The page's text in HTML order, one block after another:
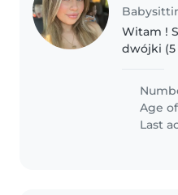
Witam !
dwójki
Age
Last